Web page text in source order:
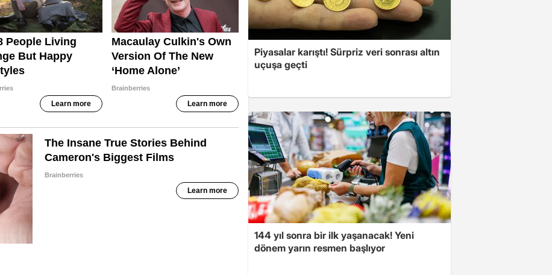
Piyasalar karıştı! Sürpriz veri sonrası altın
uçuşa geçti
144 yıl sonra bir ilk yaşanacak! Yeni
dönem yarın resmen başlıyor